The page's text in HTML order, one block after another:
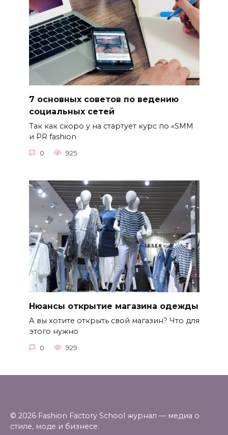
7 основных советов по ведению
социальных сетей
Так как скоро у на стартует курс по «SMM
и PR fashion
0 925
Нюансы открытие магазина одежды
А вы хотите открыть свой магазин? Что для
этого нужно
0 929
© 2026 Fashion Factory School журнал — медиа о
стиле, моде и бизнесе.